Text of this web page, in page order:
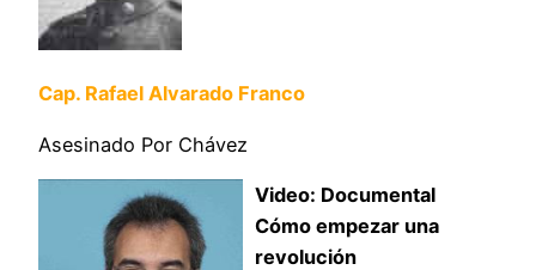
Cap. Rafael Alvarado Franco
Asesinado Por Chávez
Video: Documental
Cómo empezar una
revolución